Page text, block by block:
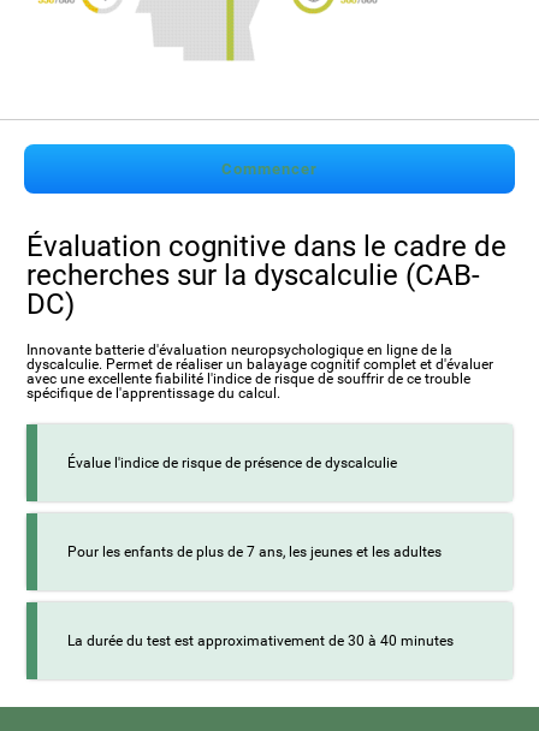
Commencer
Évaluation cognitive dans le cadre de
recherches sur la dyscalculie (CAB-
DC)
Innovante batterie d'évaluation neuropsychologique en ligne de la
dyscalculie. Permet de réaliser un balayage cognitif complet et d'évaluer
avec une excellente fiabilité l'indice de risque de souffrir de ce trouble
spécifique de l'apprentissage du calcul.
Évalue l'indice de risque de présence de dyscalculie
Pour les enfants de plus de 7 ans, les jeunes et les adultes
La durée du test est approximativement de 30 à 40 minutes